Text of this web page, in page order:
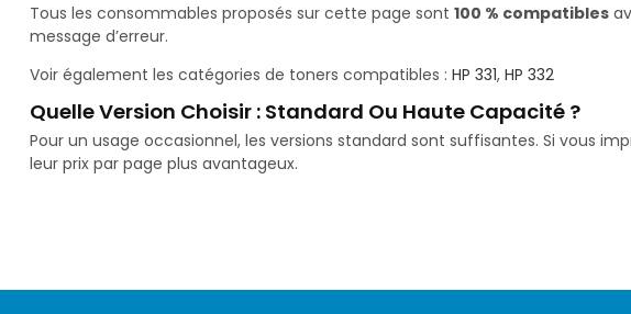
Tous les consommables proposés sur cette page sont 100 % compatibles
message d’erreur.
Voir également les catégories de toners compatibles : HP 331, HP 332
Quelle Version Choisir : Standard Ou Haute Capacité ?
Pour un usage occasionnel, les versions standard sont suffisantes. Si vous
leur prix par page plus avantageux.